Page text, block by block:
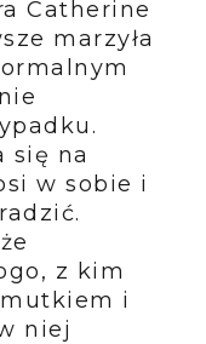
Catherine
marzyła
się na
w sobie i
z kim
i
niej